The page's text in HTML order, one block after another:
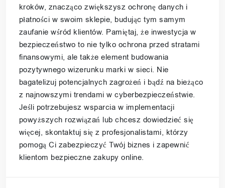
kroków, znacząco zwiększysz ochronę danych i
płatności w swoim sklepie, budując tym samym
zaufanie wśród klientów. Pamiętaj, że inwestycja w
bezpieczeństwo to nie tylko ochrona przed stratami
finansowymi, ale także element budowania
pozytywnego wizerunku marki w sieci. Nie
bagatelizuj potencjalnych zagrożeń i bądź na bieżąco
z najnowszymi trendami w cyberbezpieczeństwie.
Jeśli potrzebujesz wsparcia w implementacji
powyższych rozwiązań lub chcesz dowiedzieć się
więcej, skontaktuj się z profesjonalistami, którzy
pomogą Ci zabezpieczyć Twój biznes i zapewnić
klientom bezpieczne zakupy online.